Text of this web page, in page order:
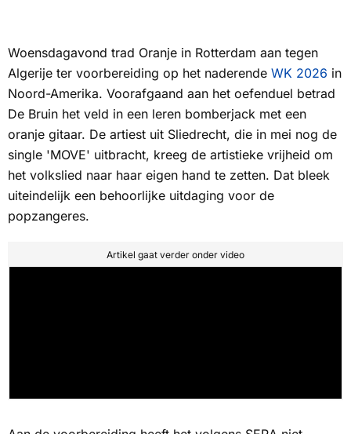
Woensdagavond trad Oranje in Rotterdam aan tegen
Algerije ter voorbereiding op het naderende WK 2026 in
Noord-Amerika. Voorafgaand aan het oefenduel betrad
De Bruin het veld in een leren bomberjack met een
oranje gitaar. De artiest uit Sliedrecht, die in mei nog de
single 'MOVE' uitbracht, kreeg de artistieke vrijheid om
het volkslied naar haar eigen hand te zetten. Dat bleek
uiteindelijk een behoorlijke uitdaging voor de
popzangeres.
Artikel gaat verder onder video